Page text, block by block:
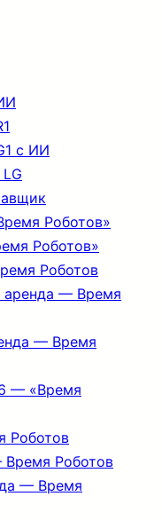
с ИИ
Роботов»
Роботов»
Роботов
аренда — Время
— Время
— «Время
Роботов
Время Роботов
— Время